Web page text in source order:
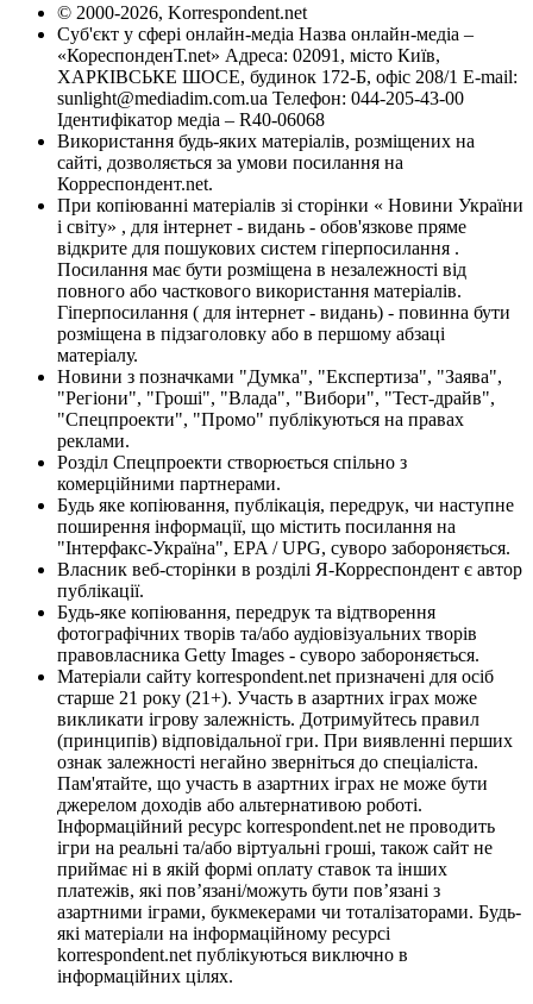
© 2000-2026, Korrespondent.net
Суб'єкт у сфері онлайн-медіа Назва онлайн-медіа –
«КореспонденТ.net» Адреса: 02091, місто Київ,
ХАРКІВСЬКЕ ШОСЕ, будинок 172-Б, офіс 208/1 E-mail:
sunlight@mediadim.com.ua Телефон: 044-205-43-00
Ідентифікатор медіа – R40-06068
Використання будь-яких матеріалів, розміщених на
сайті, дозволяється за умови посилання на
Корреспондент.net.
При копіюванні матеріалів зі сторінки « Новини України
і світу» , для інтернет - видань - обов'язкове пряме
відкрите для пошукових систем гіперпосилання .
Посилання має бути розміщена в незалежності від
повного або часткового використання матеріалів.
Гіперпосилання ( для інтернет - видань) - повинна бути
розміщена в підзаголовку або в першому абзаці
матеріалу.
Новини з позначками "Думка", "Експертиза", "Заява",
"Регіони", "Гроші", "Влада", "Вибори", "Тест-драйв",
"Спецпроекти", "Промо" публікуються на правах
реклами.
Розділ Спецпроекти створюється спільно з
комерційними партнерами.
Будь яке копіювання, публікація, передрук, чи наступне
поширення інформації, що містить посилання на
"Інтерфакс-Україна", EPA / UPG, суворо забороняється.
Власник веб-сторінки в розділі Я-Корреспондент є автор
публікації.
Будь-яке копіювання, передрук та відтворення
фотографічних творів та/або аудіовізуальних творів
правовласника Getty Images - суворо забороняється.
Матеріали сайту korrespondent.net призначені для осіб
старше 21 року (21+). Участь в азартних іграх може
викликати ігрову залежність. Дотримуйтесь правил
(принципів) відповідальної гри. При виявленні перших
ознак залежності негайно зверніться до спеціаліста.
Пам'ятайте, що участь в азартних іграх не може бути
джерелом доходів або альтернативою роботі.
Інформаційний ресурс korrespondent.net не проводить
ігри на реальні та/або віртуальні гроші, також сайт не
приймає ні в якій формі оплату ставок та інших
платежів, які пов’язані/можуть бути пов’язані з
азартними іграми, букмекерами чи тоталізаторами. Будь-
які матеріали на інформаційному ресурсі
korrespondent.net публікуються виключно в
інформаційних цілях.